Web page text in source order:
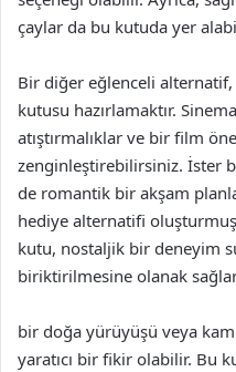
çaylar da bu kutuda yer
Bir diğer eğlenceli
kutusu hazırlamaktır.
atıştırmalıklar ve bir film
zenginleştirebilirsiniz. İster
de romantik bir akşam
hediye alternatifi
kutu, nostaljik bir deneyim
biriktirilmesine olanak
bir doğa yürüyüşü veya
yaratıcı bir fikir olabilir. Bu